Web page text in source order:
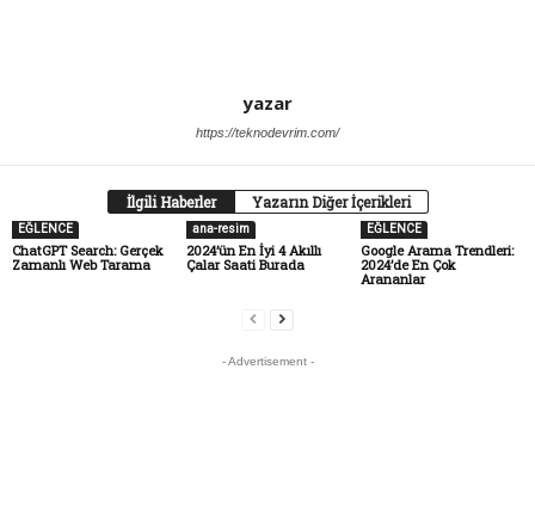
yazar
https://teknodevrim.com/
İlgili Haberler Yazarın Diğer İçerikleri
EĞLENCE
ChatGPT Search: Gerçek
Zamanlı Web Tarama
ana-resim
2024’ün En İyi 4 Akıllı
Çalar Saati Burada
EĞLENCE
Google Arama Trendleri:
2024’de En Çok
Arananlar
- Advertisement -